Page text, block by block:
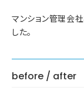
マンション管理会
した。
before / after